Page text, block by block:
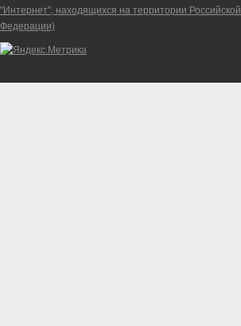
"Интернет", находящихся на территории Российской
Федерации)